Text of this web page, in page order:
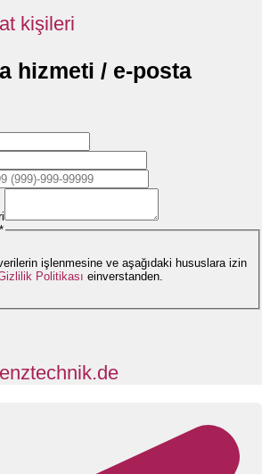
kişileri
hizmeti / e-posta
*
işlenmesine ve aşağıdaki hususlara izin
Politikası einverstanden.